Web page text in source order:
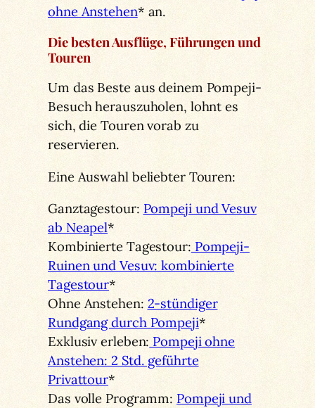
ohne Anstehen* an.
Die besten Ausflüge, Führungen und
Touren
Um das Beste aus deinem Pompeji-
Besuch herauszuholen, lohnt es
sich, die Touren vorab zu
reservieren.
Eine Auswahl beliebter Touren:
Ganztagestour: Pompeji und Vesuv
ab Neapel*
Kombinierte Tagestour: Pompeji-
Ruinen und Vesuv: kombinierte
Tagestour*
Ohne Anstehen: 2-stündiger
Rundgang durch Pompeji*
Exklusiv erleben: Pompeji ohne
Anstehen: 2 Std. geführte
Privattour*
Das volle Programm: Pompeji und